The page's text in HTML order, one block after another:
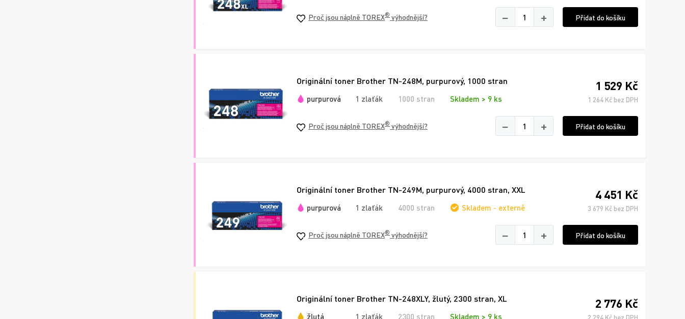
Proč jsou náplně TOREX® výhodnější? − + Přidat do košíku
Originální toner Brother TN-248M, purpurový, 1000 stran
purpurová 1 zlaťák 1000 stran Skladem > 9 ks
1 529 Kč
1 264 Kč bez DPH
Proč jsou náplně TOREX® výhodnější? − + Přidat do košíku
Originální toner Brother TN-249M, purpurový, 4000 stran, XXL
purpurová 1 zlaťák 4000 stran Skladem - externě
4 451 Kč
3 679 Kč bez DPH
Proč jsou náplně TOREX® výhodnější? − + Přidat do košíku
Originální toner Brother TN-248XLY, žlutý, 2300 stran, XL
žlutá 1 zlaťák 2300 stran Skladem > 9 ks
2 776 Kč